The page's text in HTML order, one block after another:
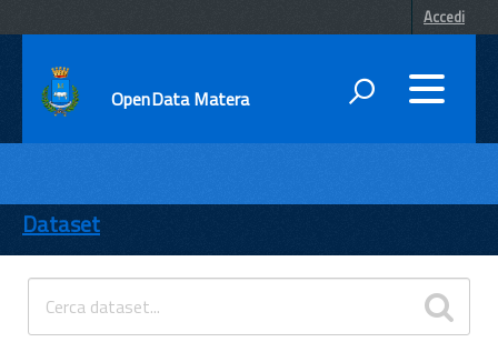
Accedi
OpenData Matera
ENTI
TEMI
INFORMAZIONI
Dataset